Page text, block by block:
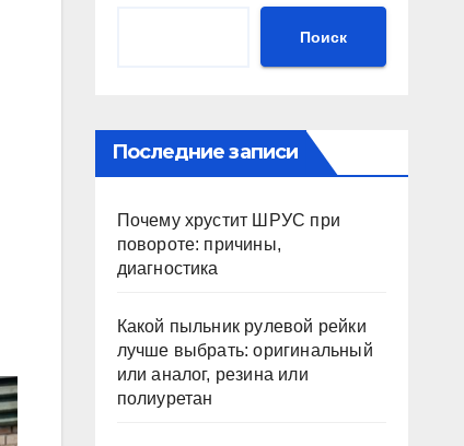
Поиск
Последние записи
Почему хрустит ШРУС при
повороте: причины,
диагностика
Какой пыльник рулевой рейки
лучше выбрать: оригинальный
или аналог, резина или
полиуретан